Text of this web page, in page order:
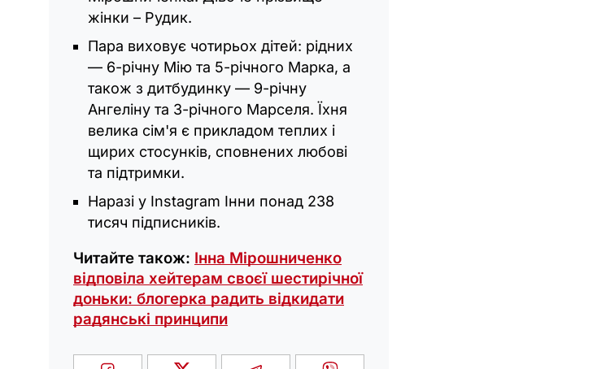
жінки – Рудик.
Пара виховує чотирьох дітей: рідних
— 6-річну Мію та 5-річного Марка, а
також з дитбудинку — 9-річну
Ангеліну та 3-річного Марселя. Їхня
велика сім'я є прикладом теплих і
щирих стосунків, сповнених любові
та підтримки.
Наразі у Instagram Інни понад 238
тисяч підписників.
Читайте також: Інна Мірошниченко
відповіла хейтерам своєї шестирічної
доньки: блогерка радить відкидати
радянські принципи